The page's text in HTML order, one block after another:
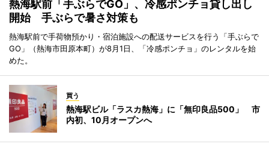
熱海駅前「手ぶらでGO」、冷感ポンチョ貸し出し
開始 手ぶらで暑さ対策も
熱海駅前で手荷物預かり・宿泊施設への配送サービスを行う「手ぶらで
GO」（熱海市田原本町）が8月1日、「冷感ポンチョ」のレンタルを始
めた。
買う
熱海駅ビル「ラスカ熱海」に「無印良品500」 市
内初、10月オープンへ